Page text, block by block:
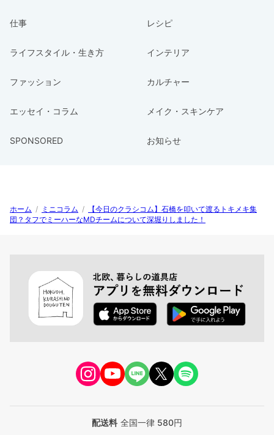
仕事 レシピ
ライフスタイル・生き方 インテリア
ファッション カルチャー
エッセイ・コラム メイク・スキンケア
SPONSORED お知らせ
ホーム / ミニコラム /
【今日のクラシコム】石橋を叩いて渡るトキメキ集
団？タフでミーハーなMDチームについて深堀りしました！
配送料 全国一律 580円